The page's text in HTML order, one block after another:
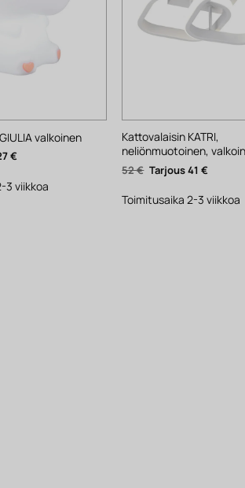
valkoinen
€Nykyinen
hinta
27 €.
3 viikkoa
Kattovalaisin KATRI,
neliönmuotoinen,
52€ Alkuperäinen
hinta
52 €.
41€
41 €.
Toimitusaika 2-3 viikkoa